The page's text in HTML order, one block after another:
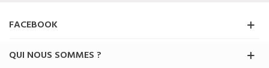
FACEBOOK
QUI NOUS SOMMES ?